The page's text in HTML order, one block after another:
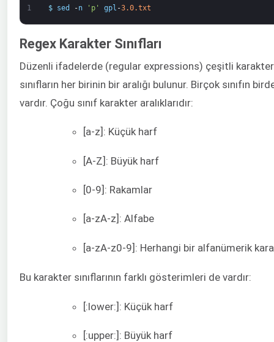
1 $ sed -n 'p' gpl -3.0.txt
Regex Karakter Sınıfları
Düzenli ifadelerde (regular expressions) çeşitli karakter
sınıfların her birinin bir aralığı bulunur. Birçok sınıfın
vardır. Çoğu sınıf karakter aralıklarıdır:
[a-z]: Küçük harf
[A-Z]: Büyük harf
[0-9]: Rakamlar
[a-zA-z]: Alfabe
[a-zA-z0-9]: Herhangi bir alfanümerik
Bu karakter sınıflarının farklı gösterimleri de vardır:
[:lower:]: Küçük harf
[:upper:]: Büyük harf